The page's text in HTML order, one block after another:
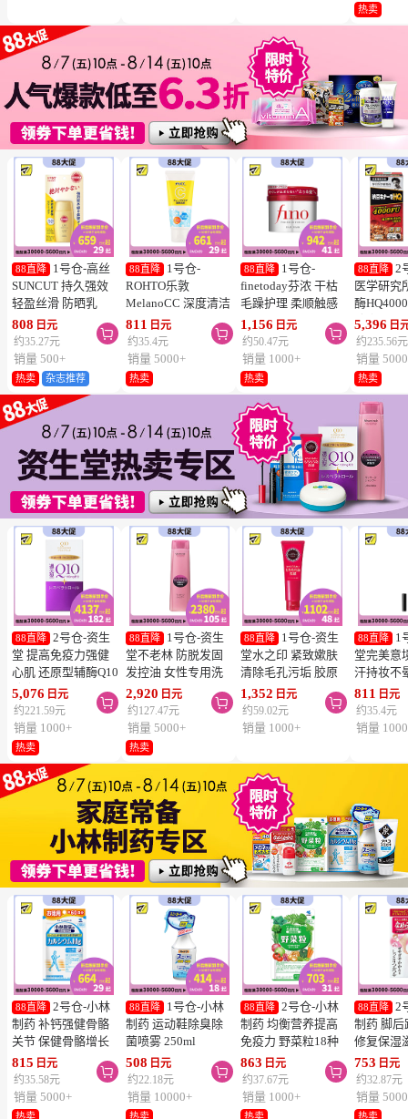
冻结】
热卖
88直降
1号仓-高丝
SUNCUT 持久强效
轻盈丝滑 防晒乳
SPF50+ PA++++
50ml
808 日元
约35.27元

销量 500+
热卖 杂志推荐
88直降
1号仓-
ROHTO乐敦
MelanoCC 深度清洁
酵素洗面奶 130g
811 日元
约35.4元

销量 5000+
热卖
88直降
1号仓-
finetoday芬浓 干枯
毛躁护理 柔顺触感
滋润修护 发膜 230g
1,156 日元
约50.47元

销量 1000+
热卖
88直降
2
医学研究
酶
胶囊 促
降三高
5,396 日
约235.56元
销量
热卖
88直降 2号仓-资生
堂 提高免疫力强健
心肌 还原型辅酶Q10
胶囊白金版 60粒
SHISEIDO 美容养颜
补元气抗衰 维护心
血管健康
5,076 日元
约221.59元

销量 1000+
热卖
88直降
1号仓-资生
堂不老林 防脱发固
发控油 女性专用洗
发水 240ml
SHISEIDO SERUM
NOIR 促进血液循环
去除污垢皮脂
2,920 日元
约127.47元

销量 5000+
热卖
88直降
1号仓-资生
堂水之印 紧致嫰肤
清除毛孔污垢 胶原
蛋白洗面奶 130g
SHISEIDO
AQUALABEL 温和
1,352 日元
约59.02元

销量 1000+
88直降
1
堂完美意
汗持妆不
旋转眉笔
棕色
SHISEIDO
811 日元
约35.4元
销量
88直降 2号仓-小林
制药 补钙强健骨骼
关节 保健骨骼增长
钙镁片 240粒
815 日元
约35.58元

销量 5000+
热卖
88直降
1号仓-小林
制药 运动鞋除臭除
菌喷雾 250ml
508 日元
约22.18元

销量 10000+
热卖
88直降 2号仓-小林
制药 均衡营养提高
免疫力 野菜粒18种
蔬菜浓缩纤维素 150
粒 防止便秘促进毒
素排泄
863 日元
约37.67元

销量 1000+
热卖
88直降
2
制药 脚后
修复保湿
足膏 30g
753 日元
约32.87元
销量
热卖